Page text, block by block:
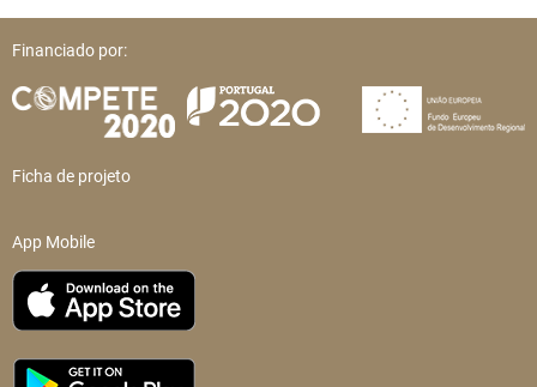
Financiado por:
Ficha de projeto
App Mobile